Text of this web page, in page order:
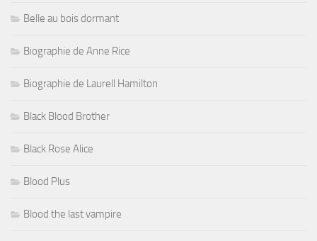
Belle au bois dormant
Biographie de Anne Rice
Biographie de Laurell Hamilton
Black Blood Brother
Black Rose Alice
Blood Plus
Blood the last vampire